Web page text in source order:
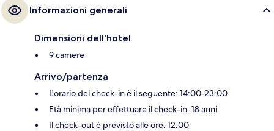
Informazioni generali
Dimensioni dell'hotel
9 camere
Arrivo/partenza
L'orario del check-in è il seguente: 14:00-23:00
Età minima per effettuare il check-in: 18 anni
Il check-out è previsto alle ore: 12:00